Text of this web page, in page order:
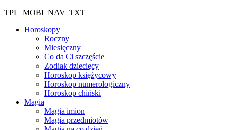
TPL_MOBI_NAV_TXT
Horoskopy
Roczny
Miesięczny
Co da Ci szczęście
Zodiak dziecięcy
Horoskop księżycowy
Horoskop numerologiczny
Horoskop chiński
Magia
Magia imion
Magia przedmiotów